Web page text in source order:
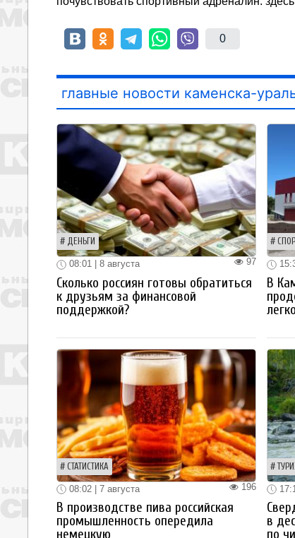
0
главные новости каменска-
ДЕНЬГИ
97
08:01 | 8 августа
Сколько россиян готовы обратиться
к друзьям за финансовой
поддержкой?
СПОРТ
В
СТАТИСТИКА
196
08:02 | 7 августа
В производстве пива российская
промышленность опередила
немецкую
в
по